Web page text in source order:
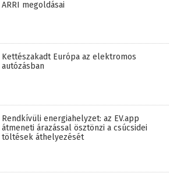
ARRI megoldásai
Kettészakadt Európa az elektromos
autózásban
Rendkívüli energiahelyzet: az EV.app
átmeneti árazással ösztönzi a csúcsidei
töltések áthelyezését